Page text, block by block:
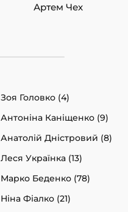
Артем Чех
Зоя Головко (4)
Антоніна Каніщенко (9)
Анатолій Дністровий (8)
Леся Українка (13)
Марко Беденко (78)
Ніна Фіалко (21)